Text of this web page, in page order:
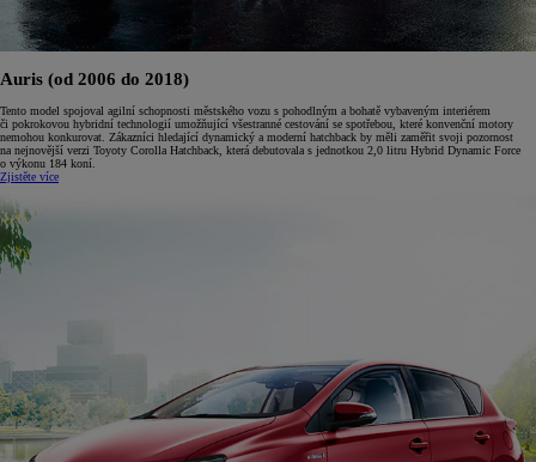
Auris (od 2006 do 2018)
Tento model spojoval agilní schopnosti městského vozu s pohodlným a bohatě vybaveným interiérem
či pokrokovou hybridní technologií umožňující všestranné cestování se spotřebou, které konvenční motory
nemohou konkurovat. Zákazníci hledající dynamický a moderní hatchback by měli zaměřit svoji pozornost
na nejnovější verzi Toyoty Corolla Hatchback, která debutovala s jednotkou 2,0 litru Hybrid Dynamic Force
o výkonu 184 koní.
Zjistěte více